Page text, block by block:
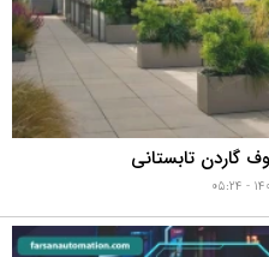
گاردن تابستانی